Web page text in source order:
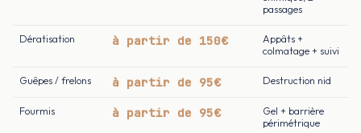
passages
Dératisation à partir de 150€
Appâts +
colmatage + suivi
Guêpes / frelons à partir de 95€ Destruction nid
Fourmis à partir de 95€
Gel + barrière
périmétrique